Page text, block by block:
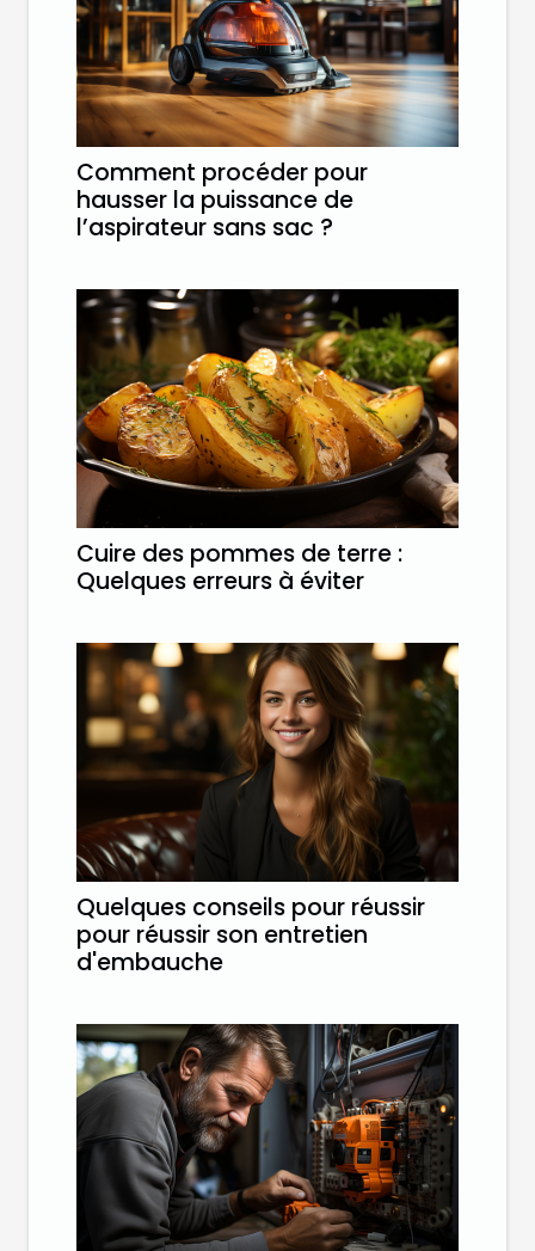
Comment procéder pour
hausser la puissance de
l’aspirateur sans sac ?
Cuire des pommes de terre :
Quelques erreurs à éviter
Quelques conseils pour réussir
pour réussir son entretien
d'embauche